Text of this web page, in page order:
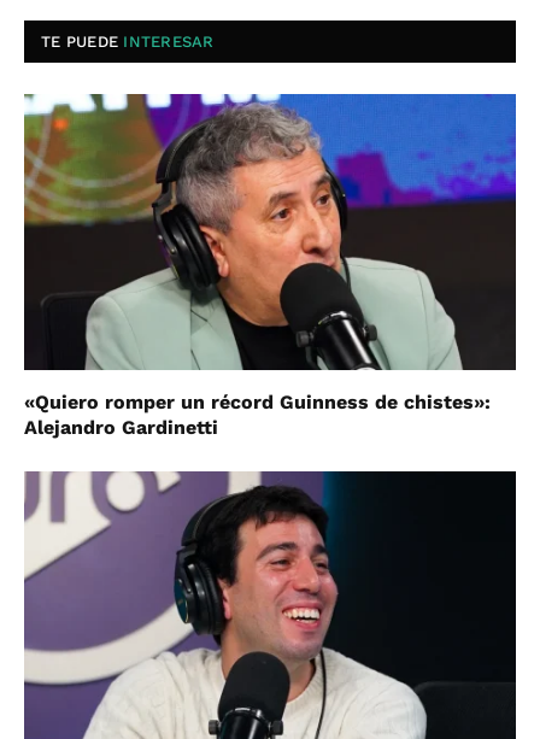
TE PUEDE INTERESAR
«Quiero romper un récord Guinness de chistes»:
Alejandro Gardinetti